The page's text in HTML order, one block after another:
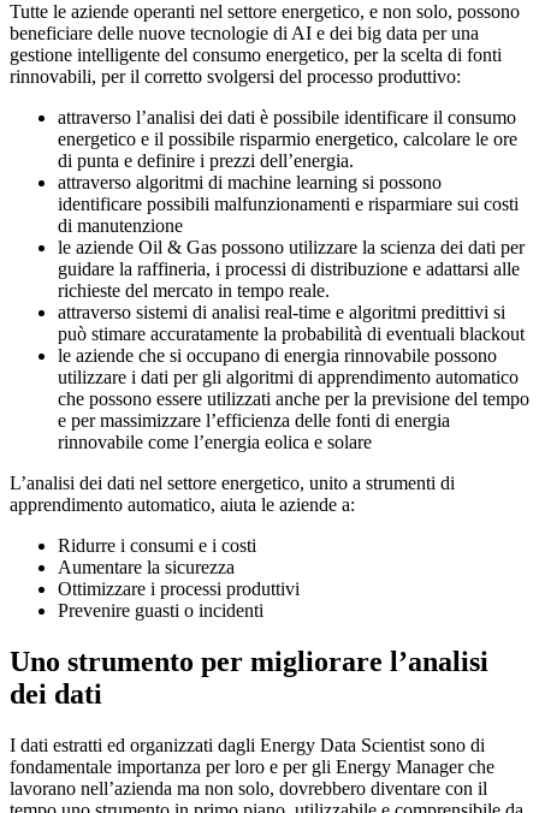
Tutte le aziende operanti nel settore energetico, e non solo, possono
beneficiare delle nuove tecnologie di AI e dei big data per una
gestione intelligente del consumo energetico, per la scelta di fonti
rinnovabili, per il corretto svolgersi del processo produttivo:
attraverso l’analisi dei dati è possibile identificare il consumo
energetico e il possibile risparmio energetico, calcolare le ore
di punta e definire i prezzi dell’energia.
attraverso algoritmi di machine learning si possono
identificare possibili malfunzionamenti e risparmiare sui costi
di manutenzione
le aziende Oil & Gas possono utilizzare la scienza dei dati per
guidare la raffineria, i processi di distribuzione e adattarsi alle
richieste del mercato in tempo reale.
attraverso sistemi di analisi real-time e algoritmi predittivi si
può stimare accuratamente la probabilità di eventuali blackout
le aziende che si occupano di energia rinnovabile possono
utilizzare i dati per gli algoritmi di apprendimento automatico
che possono essere utilizzati anche per la previsione del tempo
e per massimizzare l’efficienza delle fonti di energia
rinnovabile come l’energia eolica e solare
L’analisi dei dati nel settore energetico, unito a strumenti di
apprendimento automatico, aiuta le aziende a:
Ridurre i consumi e i costi
Aumentare la sicurezza
Ottimizzare i processi produttivi
Prevenire guasti o incidenti
Uno strumento per migliorare l’analisi
dei dati
I dati estratti ed organizzati dagli Energy Data Scientist sono di
fondamentale importanza per loro e per gli Energy Manager che
lavorano nell’azienda ma non solo, dovrebbero diventare con il